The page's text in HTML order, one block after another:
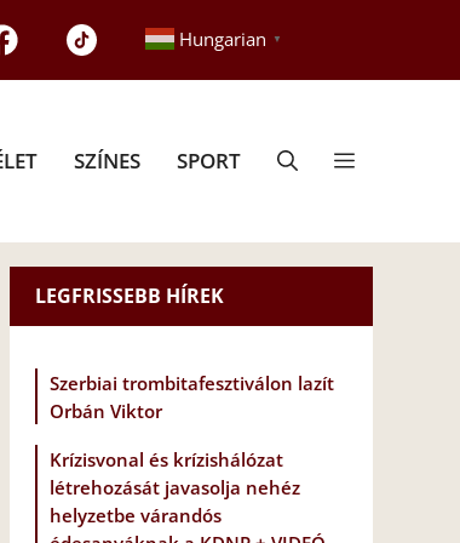
Hungarian ▼
SZÍNES SPORT
LEGFRISSEBB HÍREK
Szerbiai trombitafesztiválon lazít
Orbán Viktor
Krízisvonal és krízishálózat
létrehozását javasolja nehéz
helyzetbe várandós